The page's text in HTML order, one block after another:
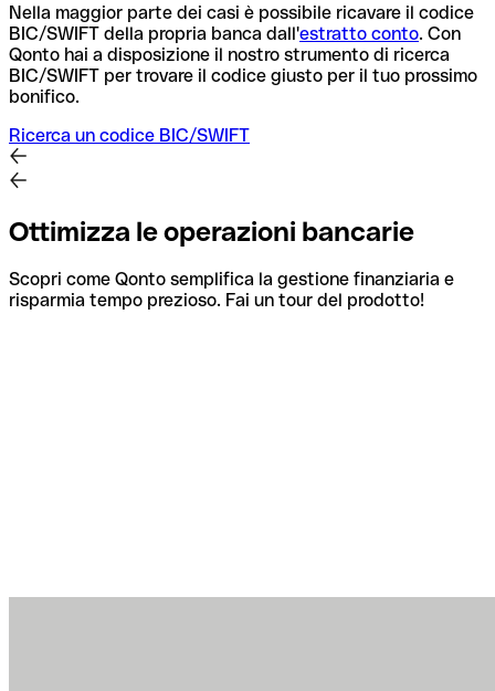
Nella maggior parte dei casi è possibile ricavare il codice
BIC/SWIFT della propria banca dall'estratto conto. Con
Qonto hai a disposizione il nostro strumento di ricerca
BIC/SWIFT per trovare il codice giusto per il tuo prossimo
bonifico.
Ricerca un codice BIC/SWIFT
Ottimizza le operazioni bancarie
Scopri come Qonto semplifica la gestione finanziaria e
risparmia tempo prezioso. Fai un tour del prodotto!